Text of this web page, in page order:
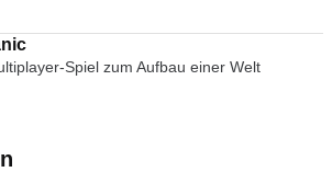
Spiel zum Aufbau einer Welt